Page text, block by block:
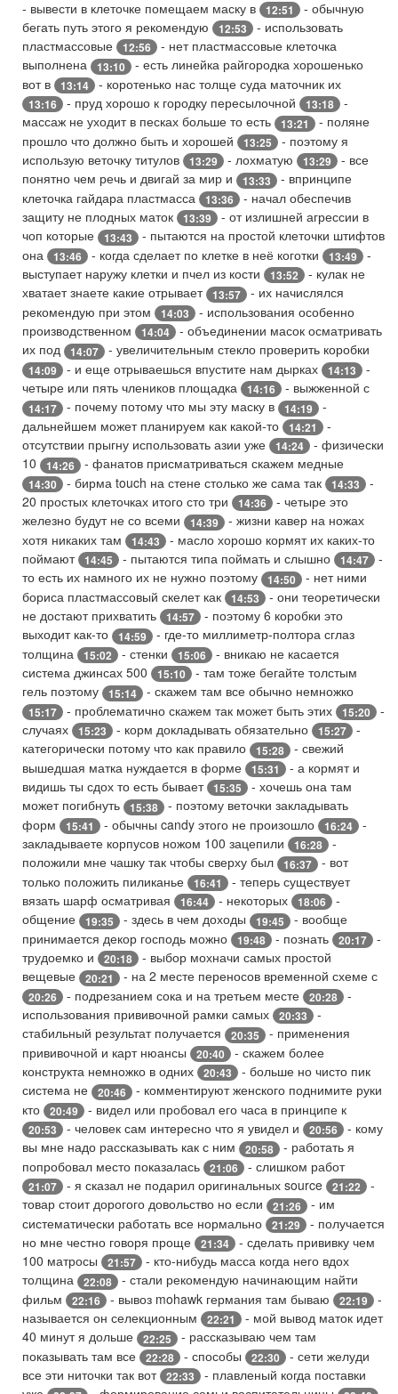
- вывести в клеточке помещаем маску в 12:51
- обычную
бегать путь этого я рекомендую
12:53
- использовать
пластмассовые
12:56
- нет пластмассовые клеточка
выполнена
13:10
- есть линейка райгородка хорошенько
вот в
13:14 - коротенько нас толще суда маточник их
13:16 - пруд хорошо к городку пересылочной 13:18
-
массаж не уходит в песках больше то есть
13:21
- поляне
прошло что должно быть и хорошей
13:25
- поэтому я
использую веточку титулов
13:29 - лохматую 13:29
- все
понятно чем речь и двигай за мир и
13:33
- впринципе
клеточка гайдара пластмасса
13:36
- начал обеспечив
защиту не плодных маток
13:39
- от излишней агрессии в
чоп которые
13:43
- пытаются на простой клеточки штифтов
она
13:46 - когда сделает по клетке в неё коготки 13:49
-
выступает наружу клетки и пчел из кости
13:52
- кулак не
хватает знаете какие отрывает 13:57
- их начислялся
рекомендую при этом
14:03
- использования особенно
производственном
14:04
- объединении масок осматривать
их под
14:07 - увеличительным стекло проверить коробки
14:09 - и еще отрываешься впустите нам дырках 14:13
-
четыре или пять члеников площадка
14:16 - выжженной с
14:17 - почему потому что мы эту маску в 14:19
-
дальнейшем может планируем как какой-то
14:21
-
отсутствии прыгну использовать азии уже
14:24
- физически
10
14:26 - фанатов присматриваться скажем медные
14:30 - бирма touch на стене столько же сама так 14:33
-
20 простых клеточках итого сто три
14:36
- четыре это
железно будут не со всеми
14:39
- жизни кавер на ножах
хотя никаких там
14:43
- масло хорошо кормят их каких-то
поймают 14:45 - пытаются типа поймать и слышно 14:47
-
то есть их намного их не нужно поэтому
14:50
- нет ними
бориса пластмассовый скелет как
14:53
- они теоретически
не достают прихватить
14:57
- поэтому 6 коробки это
выходит как-то
14:59
- где-то миллиметр-полтора сглаз
толщина
15:02 - стенки 15:06
- вникаю не касается
система джинсах 500
15:10
- там тоже бегайте толстым
гель поэтому
15:14 - скажем там все обычно немножко
15:17 - проблематично скажем так может быть этих 15:20
-
случаях
15:23 - корм докладывать обязательно 15:27
-
категорически потому что как правило
15:28
- свежий
вышедшая матка нуждается в форме
15:31
- а кормят и
видишь ты сдох то есть бывает 15:35
- хочешь она там
может погибнуть
15:38
- поэтому веточки закладывать
форм
15:41 - обычны candy этого не произошло 16:24
-
закладываете корпусов ножом 100 зацепили
16:28
-
положили мне чашку так чтобы сверху был
16:37
- вот
только положить пиликанье
16:41
- теперь существует
вязать шарф осматривая
16:44 - некоторых 18:06
-
общение
19:35 - здесь в чем доходы 19:45
- вообще
принимается декор господь можно
19:48 - познать 20:17
-
трудоемко и
20:18
- выбор мохначи самых простой
вещевые
20:21 - на 2 месте переносов временной схеме с
20:26 - подрезанием сока и на третьем месте 20:28
-
использования прививочной рамки самых
20:33
-
стабильный результат получается
20:35
- применения
прививочной и карт нюансы
20:40
- скажем более
конструкта немножко в одних
20:43
- больше но чисто пик
система не
20:46
- комментируют женского поднимите руки
кто
20:49 - видел или пробовал его часа в принципе к
20:53 - человек сам интересно что я увидел и 20:56
- кому
вы мне надо рассказывать как с ним
20:58
- работать я
попробовал место показалась
21:06 - слишком работ
21:07 - я сказал не подарил оригинальных source 21:22
-
товар стоит дорогого довольство но если
21:26
- им
систематически работать все нормально
21:29
- получается
но мне честно говоря проще
21:34
- сделать прививку чем
100 матросы
21:57
- кто-нибудь масса когда него вдох
толщина
22:08
- стали рекомендую начинающим найти
фильм
22:16 - вывоз mohawk германия там бываю 22:19
-
называется он селекционным
22:21
- мой вывод маток идет
40 минут я дольше
22:25
- рассказываю чем там
показывать там все
22:28 - способы 22:30
- сети желуди
все эти ниточки так вот 22:33
- плавленый когда поставки